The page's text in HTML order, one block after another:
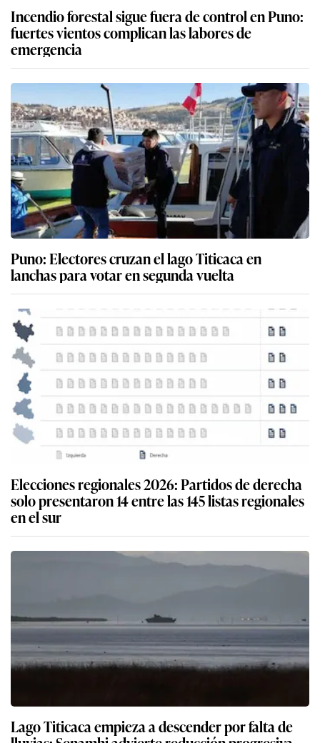
Incendio forestal sigue fuera de control en Puno:
fuertes vientos complican las labores de
emergencia
Puno: Electores cruzan el lago Titicaca en
lanchas para votar en segunda vuelta
Elecciones regionales 2026: Partidos de derecha
solo presentaron 14 entre las 145 listas regionales
en el sur
Lago Titicaca empieza a descender por falta de